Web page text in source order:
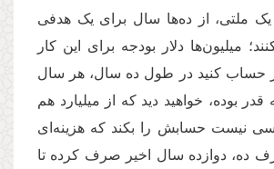
یک ملتی، از ده‌ها سال برای یک هدفی
میلیون‌ها دلار بودجه برای این کار
حساب کنید در طول ده سال، هر سال
قدر بوده، خواهید دید که از میلیارد هم
نیست حسابش را بکند که هزینه‌ای
ده، دوازده سال اخیر صرف کرده تا